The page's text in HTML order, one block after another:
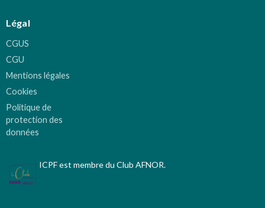
Légal
CGUS
CGU
Mentions légales
Cookies
Politique de
protection des
données
ICPF est membre du Club AFNOR.